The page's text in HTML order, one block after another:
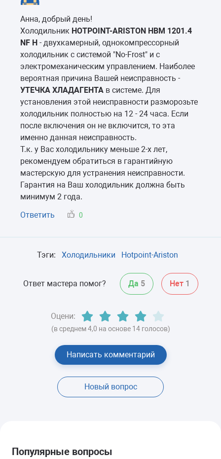
Анна, добрый день!
Холодильник HOTPOINT-ARISTON HBM 1201.4
NF H - двухкамерный, однокомпрессорный
холодильник с системой "No-Frost" и с
электромеханическим управлением. Наиболее
вероятная причина Вашей неисправность -
УТЕЧКА ХЛАДАГЕНТА в системе. Для
установления этой неисправности разморозьте
холодильник полностью на 12 - 24 часа. Если
после включения он не включится, то эта
именно данная неисправность.
Т.к. у Вас холодильнику меньше 2-х лет,
рекомендуем обратиться в гарантийную
мастерскую для устранения неисправности.
Гарантия на Ваш холодильник должна быть
минимум 2 года.
Ответить
0
Тэги: Холодильники Hotpoint-Ariston
Ответ мастера помог? Да 5 Нет 1
Оцени:
(в среднем 4,0 на основе 14 голосов)
Написать комментарий
Новый вопрос
Популярные вопросы